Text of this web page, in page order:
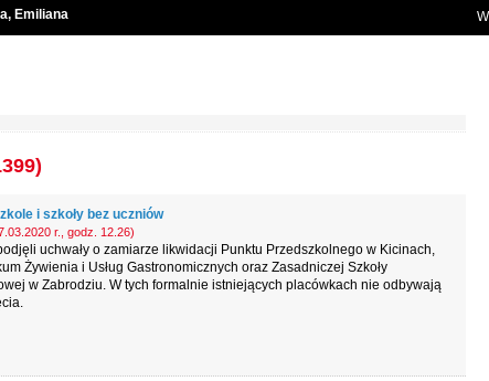
Emiliana
i szkoły bez uczniów
r., godz. 12.26)
uchwały o zamiarze likwidacji Punktu Przedszkolnego w Kicinach,
Żywienia i Usług Gastronomicznych oraz Zasadniczej Szkoły
w Zabrodziu. W tych formalnie istniejących placówkach nie odbywają